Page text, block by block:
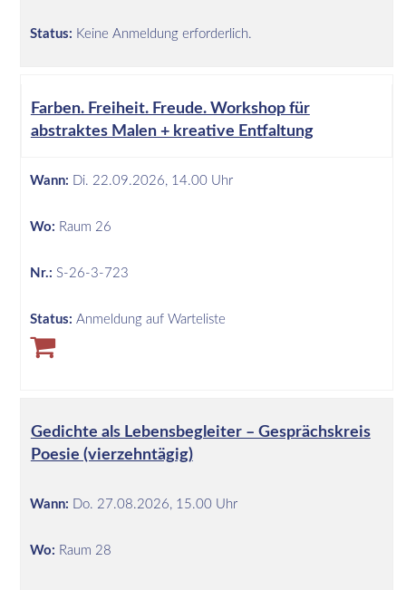
Status: Keine Anmeldung erforderlich.
Farben. Freiheit. Freude. Workshop für
abstraktes Malen + kreative Entfaltung
Wann: Di. 22.09.2026, 14.00 Uhr
Wo: Raum 26
Nr.: S-26-3-723
Status: Anmeldung auf Warteliste
Gedichte als Lebensbegleiter – Gesprächskreis
Poesie (vierzehntägig)
Wann: Do. 27.08.2026, 15.00 Uhr
Wo: Raum 28